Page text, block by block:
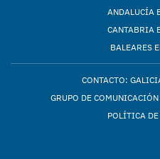
ANDALUCÍA
CANTABRIA
BALEARES
CONTACTO:
GRUPO DE
POLÍTICA